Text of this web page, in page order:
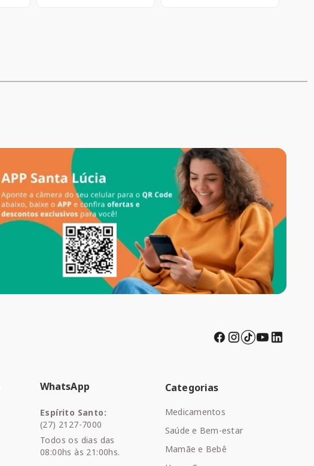
WhatsApp
Espírito Santo:
(27) 2127-7000
Todos os dias das
08:00hs às 21:00hs.
Categorias
Medicamentos
Saúde e Bem-estar
Mamãe e Bebê